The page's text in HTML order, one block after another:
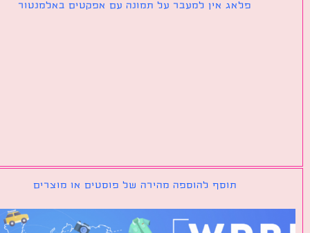
פלאג אין למעבר על תמונה עם אפקטים באלמנטור
תוסף להוספה מהירה של פוסטים או מוצרים